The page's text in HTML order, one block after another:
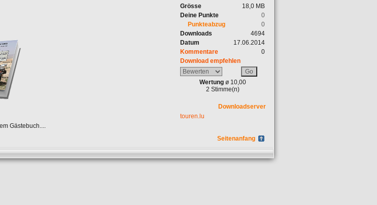
Gästebuch....
Grösse
18,0 MB
Deine Punkte
0
Punkteabzug
0
Downloads
4694
Datum
17.06.2014
Kommentare
0
Download empfehlen
Wertungø 10,00
2 Stimme(n)
Downloadserver
touren.lu
Seitenanfang